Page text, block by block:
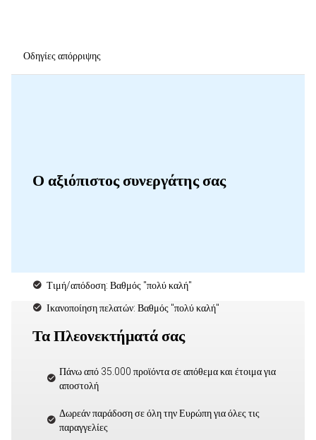
Οδηγίες απόρριψης
Ο αξιόπιστος συνεργάτης σας
Τιμή/απόδοση: Βαθμός "πολύ καλή"
Ικανοποίηση πελατών: Βαθμός "πολύ καλή"
Τα Πλεονεκτήματά σας
Πάνω από 35.000 προϊόντα σε απόθεμα και έτοιμα για
αποστολή
Δωρεάν παράδοση σε όλη την Ευρώπη για όλες τις
παραγγελίες